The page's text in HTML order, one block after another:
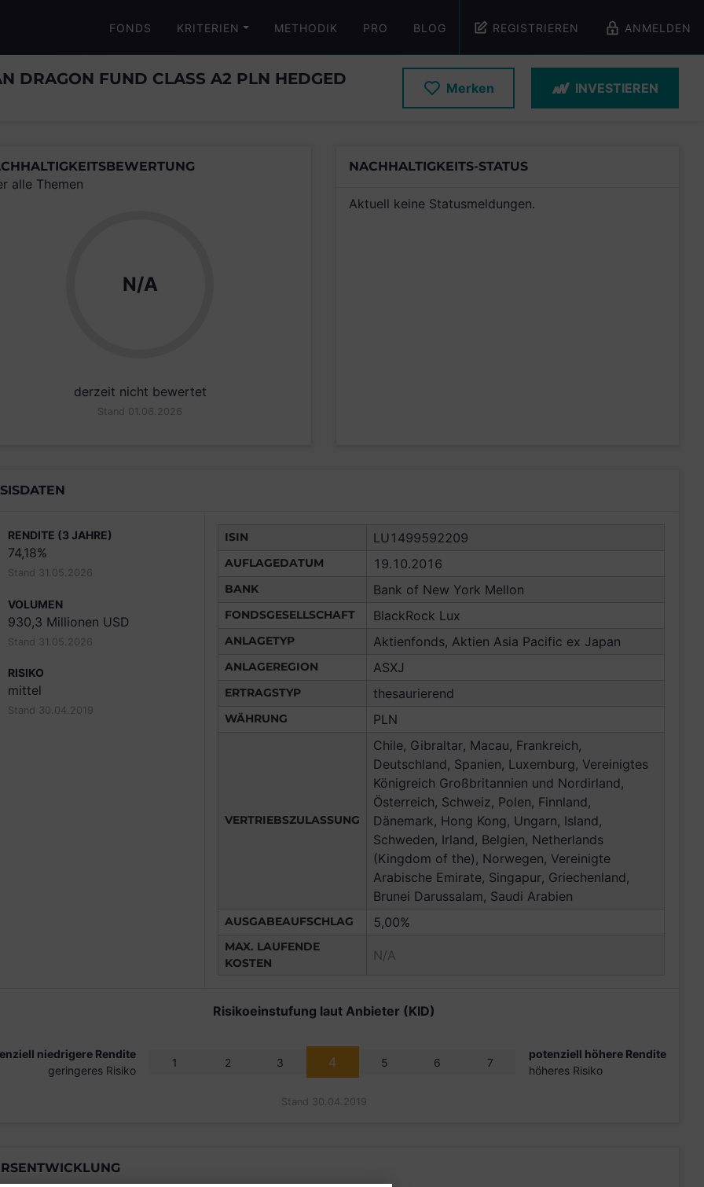
FONDS KRITERIEN METHODIK PRO BLOG REGISTRIEREN ANMELDEN
DRAGON FUND CLASS A2 PLN HEDGED
Merken INVESTIEREN
alle Themen
N/A
derzeit nicht bewertet
Stand 01.06.2026
NACHHALTIGKEITS-STATUS
Aktuell keine Statusmeldungen.
RENDITE (3 JAHRE)
74,18%
Stand 31.05.2026
VOLUMEN
930,3 Millionen USD
Stand 31.05.2026
RISIKO
mittel
Stand 30.04.2019
ISIN LU1499592209
AUFLAGEDATUM 19.10.2016
BANK Bank of New York Mellon
FONDSGESELLSCHAFT BlackRock Lux
ANLAGETYP Aktienfonds, Aktien Asia Pacific ex Japan
ANLAGEREGION ASXJ
ERTRAGSTYP thesaurierend
WÄHRUNG PLN
VERTRIEBSZULASSUNG
Chile, Gibraltar, Macau, Frankreich,
Deutschland, Spanien, Luxemburg, Vereinigtes
Königreich Großbritannien und Nordirland,
Österreich, Schweiz, Polen, Finnland,
Dänemark, Hong Kong, Ungarn, Island,
Schweden, Irland, Belgien, Netherlands
(Kingdom of the), Norwegen, Vereinigte
Arabische Emirate, Singapur, Griechenland,
Brunei Darussalam, Saudi Arabien
AUSGABEAUFSCHLAG 5,00%
MAX. LAUFENDE
KOSTEN
N/A
Risikoeinstufung laut Anbieter (KID)
niedrigere Rendite
geringeres Risiko
1 2 3 4 5 6 7
potenziell höhere Rendite
höheres Risiko
Stand 30.04.2019